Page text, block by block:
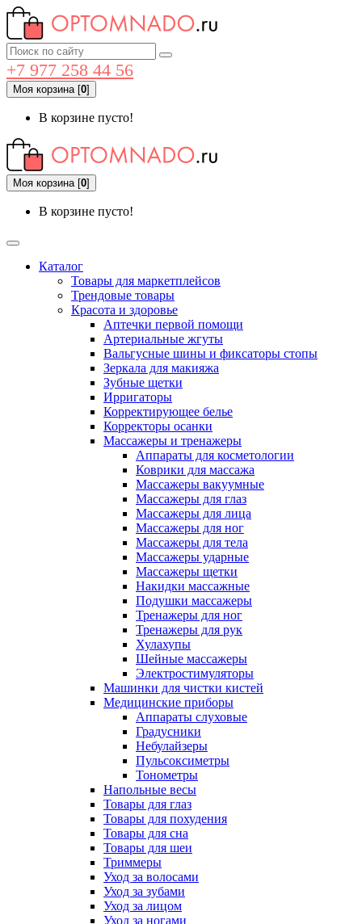
+7 977 258 44 56
Моя корзина[0]
В корзине пусто!
Моя корзина[0]
В корзине пусто!
Каталог
Товары для маркетплейсов
Трендовые товары
Красота и здоровье
Аптечки первой помощи
Артериальные жгуты
Вальгусные шины и фиксаторы стопы
Зеркала для макияжа
Зубные щетки
Ирригаторы
Корректирующее белье
Корректоры осанки
Массажеры и тренажеры
Аппараты для косметологии
Коврики для массажа
Массажеры вакуумные
Массажеры для глаз
Массажеры для лица
Массажеры для ног
Массажеры для тела
Массажеры ударные
Массажеры щетки
Накидки массажные
Подушки массажеры
Тренажеры для ног
Тренажеры для рук
Хулахупы
Шейные массажеры
Электростимуляторы
Машинки для чистки кистей
Медицинские приборы
Аппараты слуховые
Градусники
Небулайзеры
Пульсоксиметры
Тонометры
Напольные весы
Товары для глаз
Товары для похудения
Товары для сна
Товары для шеи
Триммеры
Уход за волосами
Уход за зубами
Уход за лицом
Уход за ногами